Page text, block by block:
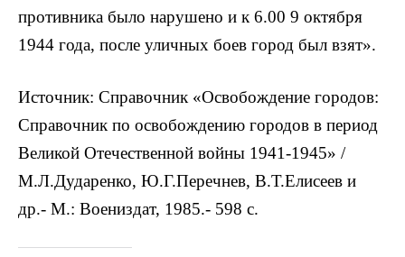
противника было нарушено и к 6.00 9 октября
1944 года, после уличных боев город был взят».
Источник: Справочник «Освобождение городов:
Справочник по освобождению городов в период
Великой Отечественной войны 1941-1945» /
М.Л.Дударенко, Ю.Г.Перечнев, В.Т.Елисеев и
др.- М.: Воениздат, 1985.- 598 с.